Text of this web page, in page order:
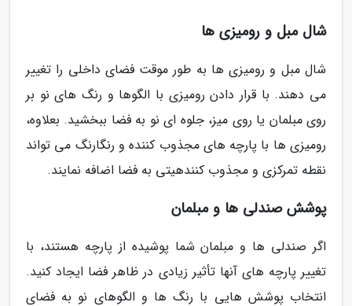
شال مبل و رومیزی ها
شال مبل و رومیزی ها به طور موقت فضای داخلی را تغییر
می دهند. با قرار دادن رومیزی با الگوها و رنگ های نو بر
روی مبلمان یا روی میز، جلوه ای نو به فضا ببخشید. بعلاوه،
رومیزی ها با پارچه های مجذوب کننده و رنگارنگ می تواند
نقطه تمرکزی و مجذوب کنندهیتی به فضا اضافه نمایند.
پوشش صندلی ها و مبلمان
اگر صندلی ها و مبلمان شما پوشیده از پارچه هستند، با
تغییر پارچه های آنها تأثیر زیادی در ظاهر فضا ایجاد کنید.
انتخاب پوشش هایی با رنگ ها و الگوهای نو به فضای